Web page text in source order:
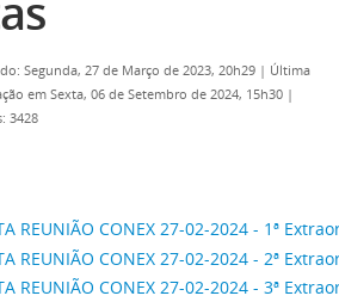
Segunda, 27 de Março de 2023, 20h29 | Última
em Sexta, 06 de Setembro de 2024, 15h30 |
3428
REUNIÃO CONEX 27-02-2024 - 1ª
REUNIÃO CONEX 27-02-2024 - 2ª
REUNIÃO CONEX 27-02-2024 - 3ª